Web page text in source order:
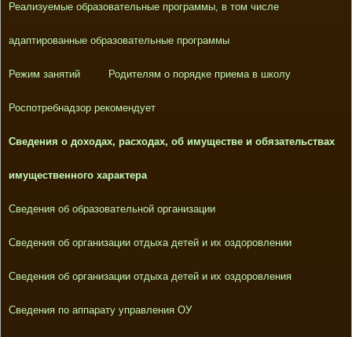
Реализуемые образовательные программы, в том числе
адаптированные образовательные программы
Режим занятий Родителям о порядке приема в школу
Роспотребнадзор рекомендует
Сведения о доходах, расходах, об имуществе и обязательствах
имущественного характера
Сведения об образовательной организации
Сведения об организации отдыха детей и их оздоровлении
Сведения об организации отдыха детей и их оздоровления
Сведения по аппарату управления ОУ